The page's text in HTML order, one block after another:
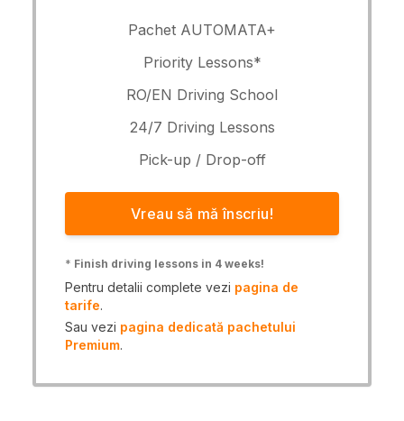
Pachet AUTOMATA+
Priority Lessons*
RO/EN Driving School
24/7 Driving Lessons
Pick-up / Drop-off
Vreau să mă înscriu!
* Finish driving lessons in 4 weeks!
Pentru detalii complete vezi pagina de
tarife.
Sau vezi pagina dedicată pachetului
Premium.